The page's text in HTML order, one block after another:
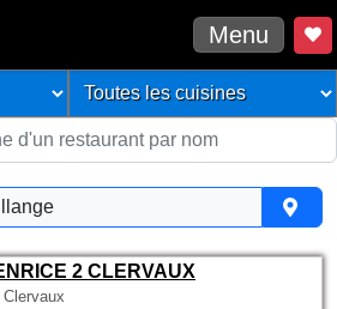
Menu
2 CLERVAUX
Clervaux